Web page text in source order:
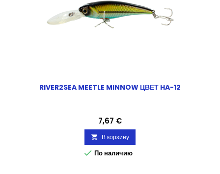
RIVER2SEA MEETLE MINNOW ЦВЕТ HA-12
Цена
7,67 €
 В корзину
 По наличию